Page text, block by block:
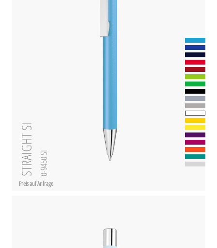
Preis auf Anfrage
STRAIGHT SI 0-9450 SI